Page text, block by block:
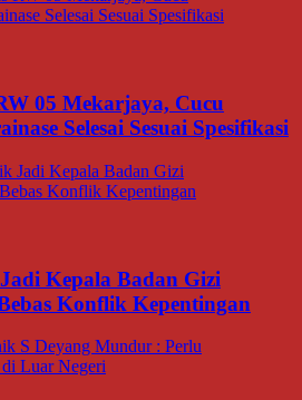
05 Mekarjaya, Cucu
Selesai Sesuai Spesifikasi
Kepala Badan Gizi
Konflik Kepentingan